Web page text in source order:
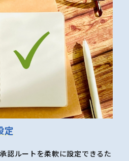
定
認ルートを柔軟に設定できるた